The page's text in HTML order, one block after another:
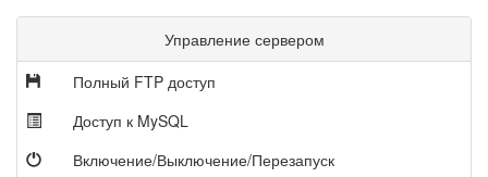
Управление сервером
Полный FTP доступ
Доступ к MySQL
Включение/Выключение/Перезапуск